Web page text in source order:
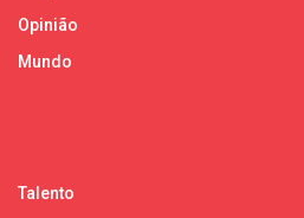
Opinião
Mundo
Talento